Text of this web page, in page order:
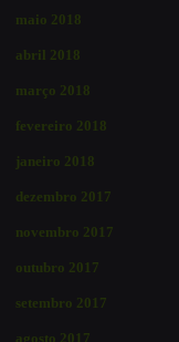
maio 2018
abril 2018
março 2018
fevereiro 2018
janeiro 2018
dezembro 2017
novembro 2017
outubro 2017
setembro 2017
agosto 2017